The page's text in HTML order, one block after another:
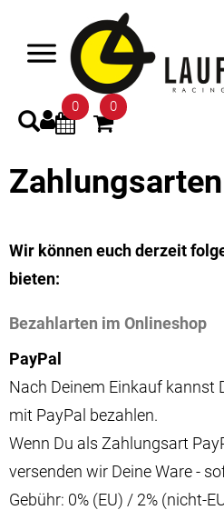
0 0
Zahlungsarten
Wir können euch derzeit
bieten:
Bezahlarten im Onlineshop
PayPal
Nach Deinem Einkauf kannst
mit PayPal bezahlen.
Wenn Du als Zahlungsart
versenden wir Deine Ware -
Gebühr: 0% (EU) / 2% (nicht-